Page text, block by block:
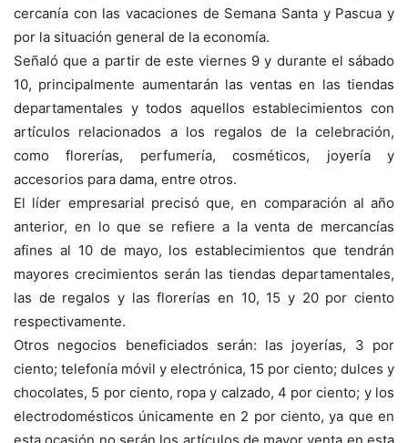
cercanía con las vacaciones de Semana Santa y Pascua y
por la situación general de la economía.
Señaló que a partir de este viernes 9 y durante el sábado
10, principalmente aumentarán las ventas en las tiendas
departamentales y todos aquellos establecimientos con
artículos relacionados a los regalos de la celebración,
como florerías, perfumería, cosméticos, joyería y
accesorios para dama, entre otros.
El líder empresarial precisó que, en comparación al año
anterior, en lo que se refiere a la venta de mercancías
afines al 10 de mayo, los establecimientos que tendrán
mayores crecimientos serán las tiendas departamentales,
las de regalos y las florerías en 10, 15 y 20 por ciento
respectivamente.
Otros negocios beneficiados serán: las joyerías, 3 por
ciento; telefonía móvil y electrónica, 15 por ciento; dulces y
chocolates, 5 por ciento, ropa y calzado, 4 por ciento; y los
electrodomésticos únicamente en 2 por ciento, ya que en